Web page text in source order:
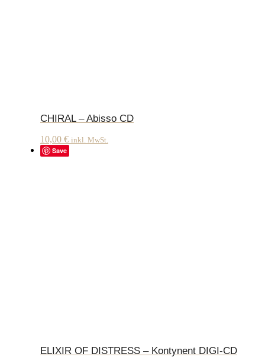
CHIRAL – Abisso CD
10,00 € inkl. MwSt.
Save
ELIXIR OF DISTRESS – Kontynent DIGI-CD